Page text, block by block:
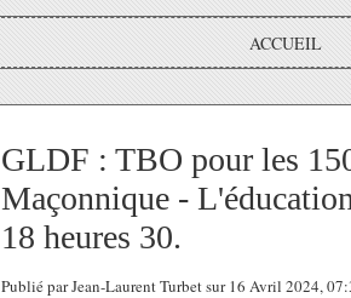
ACCUEIL
GLDF : TBO pour les
Maçonnique -
18 heures 30.
Publié par Jean-Laurent Turbet sur 16 Avril 2024,